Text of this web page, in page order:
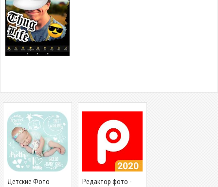
Детские Фото
Редактор фото -